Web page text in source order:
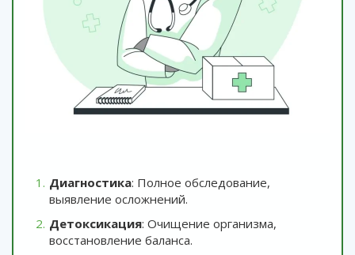
Диагностика: Полное обследование,
выявление осложнений.
Детоксикация: Очищение организма,
восстановление баланса.